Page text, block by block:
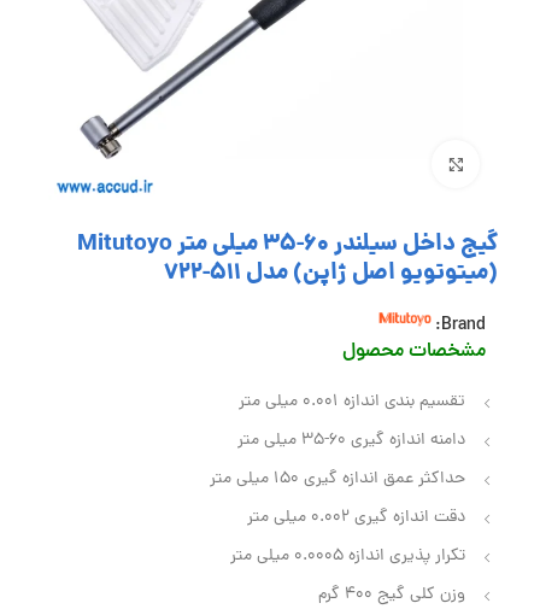
گیج داخل سیلندر 60-35 میلی متر Mitutoyo
(میتوتویو اصل ژاپن) مدل 511-722
Brand:
مشخصات محصول
تقسیم بندی اندازه 0.001 میلی متر
دامنه اندازه گیری 60-35 میلی متر
حداکثر عمق اندازه گیری 150 میلی متر
دقت اندازه گیری 0.002 میلی متر
تکرار پذیری اندازه 0.0005 میلی‌ متر
وزن کلی گیج 400 گرم